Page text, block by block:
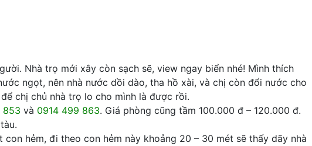
Nhà trọ mới xây còn sạch sẽ, view ngay biển nhé! Mình thích
ngọt, nên nhà nước dồi dào, tha hồ xài, và chị còn đổi nước cho
chị chủ nhà trọ lo cho mình là được rồi.
853 và 0914 499 863. Giá phòng cũng tầm 100.000 đ – 120.000 đ.
hẻm, đi theo con hẻm này khoảng 20 – 30 mét sẽ thấy dãy nhà